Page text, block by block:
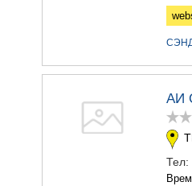
АИ
Тел: